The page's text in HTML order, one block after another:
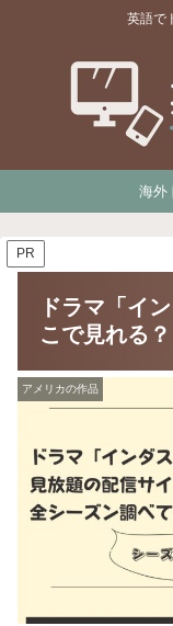
英語で
海外
PR
ドラマ「イ
こで見れる？
アメリカの作品